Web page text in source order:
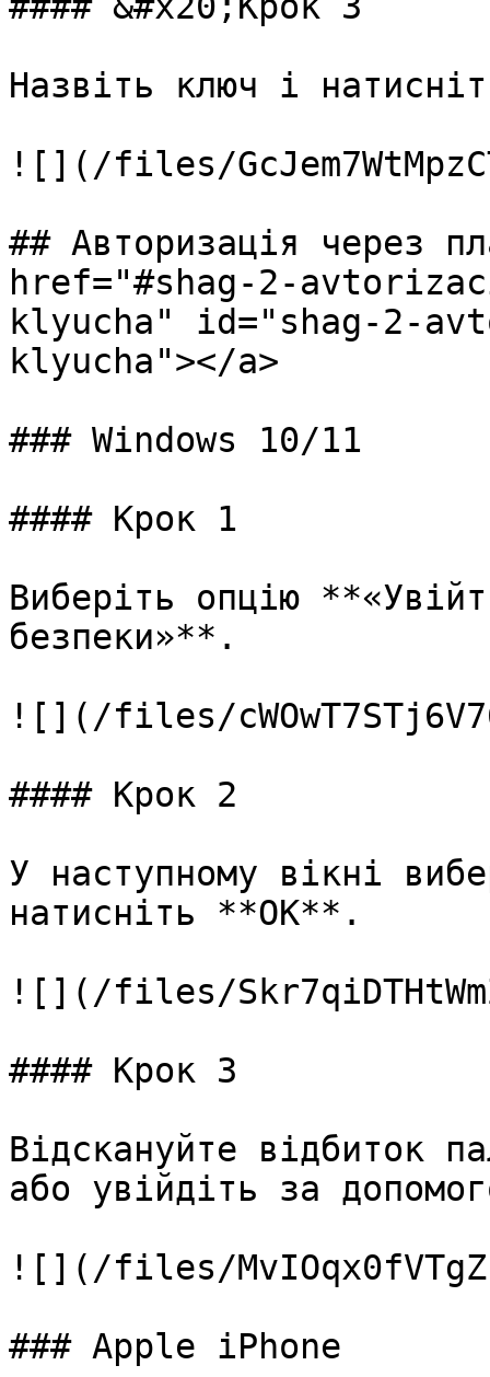
Назвіть ключ і
![](/files/
## Авторизація через
href="#shag-2-
klyucha" id="shag-2-
klyucha"></a>
### Windows 10/11
#### Крок 1
Виберіть опцію
безпеки»**.
![](/files/
#### Крок 2
У наступному вікні
натисніть **OK**.
![](/files/
#### Крок 3
Відскануйте відбиток
або увійдіть за
![](/files/
### Apple iPhone